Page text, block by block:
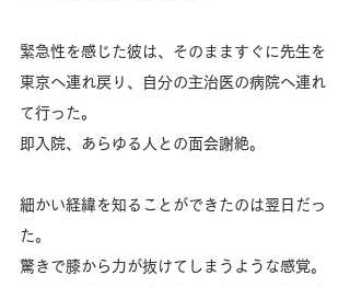
緊急性を感じた彼は、そのまますぐに先生を
東京へ連れ戻り、自分の主治医の病院へ連れ
て行った。
即入院、あらゆる人との面会謝絶。
細かい経緯を知ることができたのは翌日だっ
た。
驚きで膝から力が抜けてしまうような感覚。